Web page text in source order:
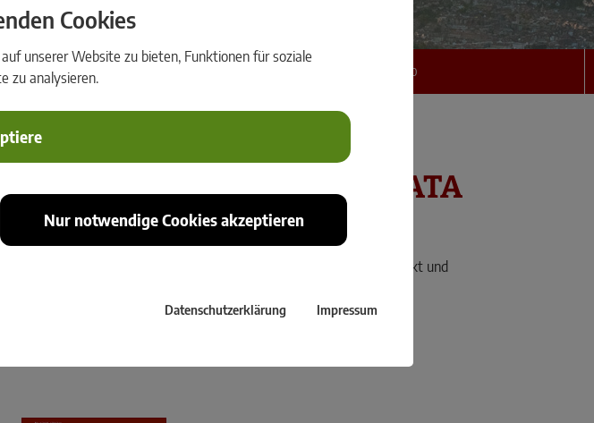
Cookies
unserer Website zu bieten, Funktionen für soziale
zu analysieren.
Nur notwendige Cookies akzeptieren
Datenschutzerklärung Impressum
4/2020
Download der GeoNews Ausgabe: GeoNews 4/2020
Firmenmagazin von rmDATA
Datenmanagement und Reality Capturing.
unserer Kunden und Neuigkeiten zu unseren Produkten – kompakt und
kostenfrei zu - jetzt abonnieren.